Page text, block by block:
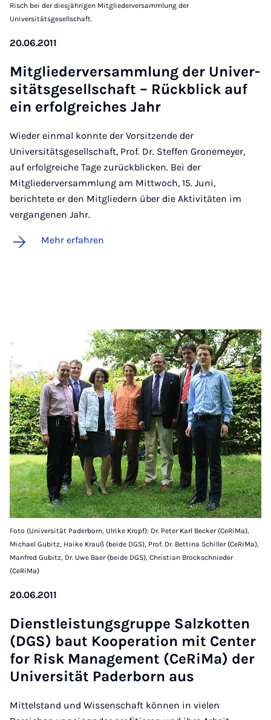
Risch bei der diesjährigen Mitgliederversammlung der
Universitätsgesellschaft.
20.06.2011
Mit­glie­der­ver­samm­lung der Uni­ver­
si­täts­ge­sell­schaft – Rü­ck­blick auf
ein er­folg­rei­ches Jahr
Wieder einmal konnte der Vorsitzende der
Universitätsgesellschaft, Prof. Dr. Steffen Gronemeyer,
auf erfolgreiche Tage zurückblicken. Bei der
Mitgliederversammlung am Mittwoch, 15. Juni,
berichtete er den Mitgliedern über die Aktivitäten im
vergangenen Jahr.
Mehr erfahren
Foto (Universität Paderborn, Ulrike Kropf): Dr. Peter Karl Becker (CeRiMa),
Michael Gubitz, Haike Krauß (beide DGS), Prof. Dr. Bettina Schiller (CeRiMa),
Manfred Gubitz, Dr. Uwe Baer (beide DGS), Christian Brockschnieder
(CeRiMa)
20.06.2011
Dienst­leis­tungs­grup­pe Sa­lz­kot­ten
(DGS) baut Ko­ope­ra­ti­on mit Cen­ter
for Risk Ma­nage­ment (Ce­Ri­Ma) der
Uni­ver­si­tät Pa­der­born aus
Mittelstand und Wissenschaft können in vielen